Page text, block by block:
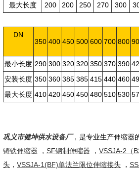
最大长度
200 200 250 270 300
DN
350 400 450 500 600 700 800
最小长度 290 300 320 320 350 370 390
安装长度 350 360 385 385 415 440 460
最大长度 410 420 450 450 480 510 530
巩义市健坤供水设备厂，是专业生产伸缩器
铸铁伸缩器 ， SF钢制伸缩器 ， VSSJA-2（
头 ， VSSJA-1(BF)单法兰限位伸缩接头 ，